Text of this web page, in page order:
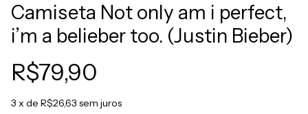
Camiseta Not only am i perfect,
i’m a belieber too. (Justin Bieber)
R$79,90
3 x de R$26,63 sem juros